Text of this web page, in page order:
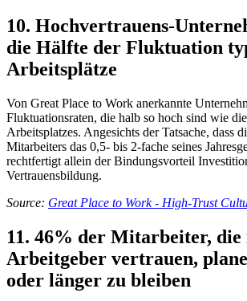
10. Hochvertrauens-
die Hälfte der Fluktuation
Arbeitsplätze
Von Great Place to Work anerkannte
Fluktuationsraten, die halb so hoch sind wie
Arbeitsplatzes. Angesichts der Tatsache, dass
Mitarbeiters das 0,5- bis 2-fache seines
rechtfertigt allein der Bindungsvorteil
Vertrauensbildung.
Source: Great Place to Work - High-Trust
11. 46% der Mitarbeiter, die
Arbeitgeber vertrauen,
oder länger zu bleiben